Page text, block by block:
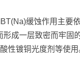
缓蚀作用主要
成一层致密而牢固
性镀铜光度剂等使用